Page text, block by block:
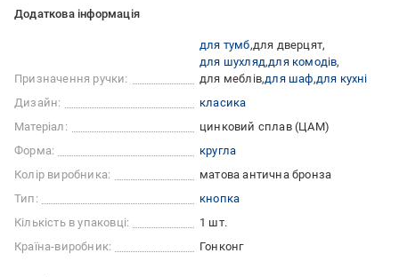
Додаткова інформація
Призначення ручки:
для тумб для дверцят
для шухляд для комодів
для меблів для шаф для кухні
Дизайн:
класика
Матеріал:
цинковий сплав (ЦАМ)
Форма:
кругла
Колір виробника:
матова антична бронза
Тип:
кнопка
Кількість в упаковці:
1 шт.
Країна-виробник:
Гонконг